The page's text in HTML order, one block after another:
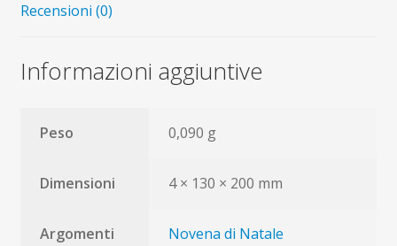
Recensioni (0)
Informazioni aggiuntive
Peso 0,090 g
Dimensioni 4 × 130 × 200 mm
Argomenti Novena di Natale